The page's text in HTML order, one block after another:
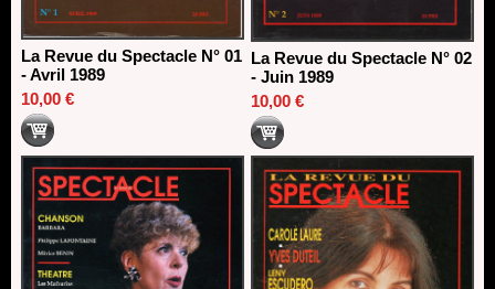
La Revue du Spectacle N° 01
- Avril 1989
10,00 €
La Revue du Spectacle N° 02
- Juin 1989
10,00 €